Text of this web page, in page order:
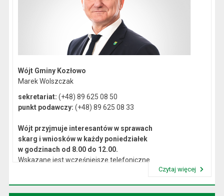
Wójt Gminy Kozłowo
Marek Wolszczak
sekretariat: (+48) 89 625 08 50
punkt podawczy: (+48) 89 625 08 33
Wójt przyjmuje interesantów w sprawach
skarg i wniosków w każdy poniedziałek
w godzinach od 8.00 do 12.00.
Wskazane jest wcześniejsze telefoniczne
Czytaj więcej